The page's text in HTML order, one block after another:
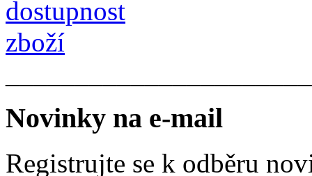
Novinky na e-mail
Registrujte se k odběru